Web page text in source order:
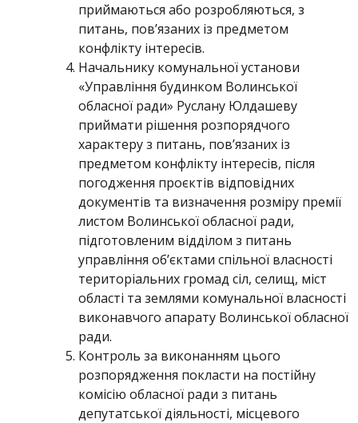
приймаються або розробляються, з
питань, пов’язаних із предметом
конфлікту інтересів.
Начальнику комунальної установи
«Управління будинком Волинської
обласної ради» Руслану Юлдашеву
приймати рішення розпорядчого
характеру з питань, пов’язаних із
предметом конфлікту інтересів, після
погодження проєктів відповідних
документів та визначення розміру премії
листом Волинської обласної ради,
підготовленим відділом з питань
управління об’єктами спільної власності
територіальних громад сіл, селищ, міст
області та землями комунальної власності
виконавчого апарату Волинської обласної
ради.
Контроль за виконанням цього
розпорядження покласти на постійну
комісію обласної ради з питань
депутатської діяльності, місцевого